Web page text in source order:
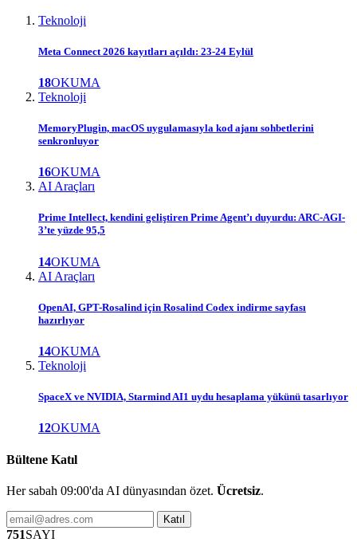
Teknoloji
Meta Connect 2026 kayıtları açıldı: 23-24 Eylül
18OKUMA
Teknoloji
MemoryPlugin, macOS uygulamasıyla kod ajanı sohbetlerini
senkronluyor
16OKUMA
AI Araçları
Prime Intellect, kendini geliştiren Prime Agent’ı duyurdu: ARC-AGI-
3’te yüzde 95,5
14OKUMA
AI Araçları
OpenAI, GPT-Rosalind için Rosalind Codex indirme sayfası
hazırlıyor
14OKUMA
Teknoloji
SpaceX ve NVIDIA, Starmind AI1 uydu hesaplama yükünü tasarlıyor
12OKUMA
Bültene Katıl
Her sabah 09:00'da AI dünyasından özet. Ücretsiz.
Katıl
751SAYI